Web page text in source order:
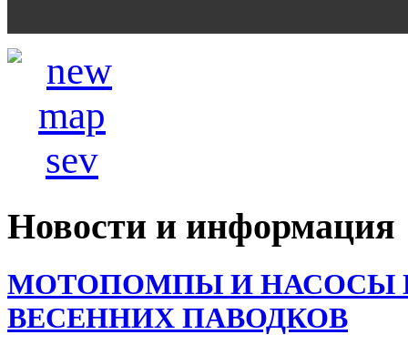
Новости и информация
МОТОПОМПЫ И НАСОСЫ
ВЕСЕННИХ ПАВОДКОВ